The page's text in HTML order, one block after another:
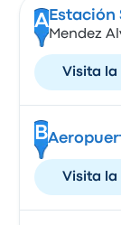
A Estación
Mendez
Visita la
B
Visita la